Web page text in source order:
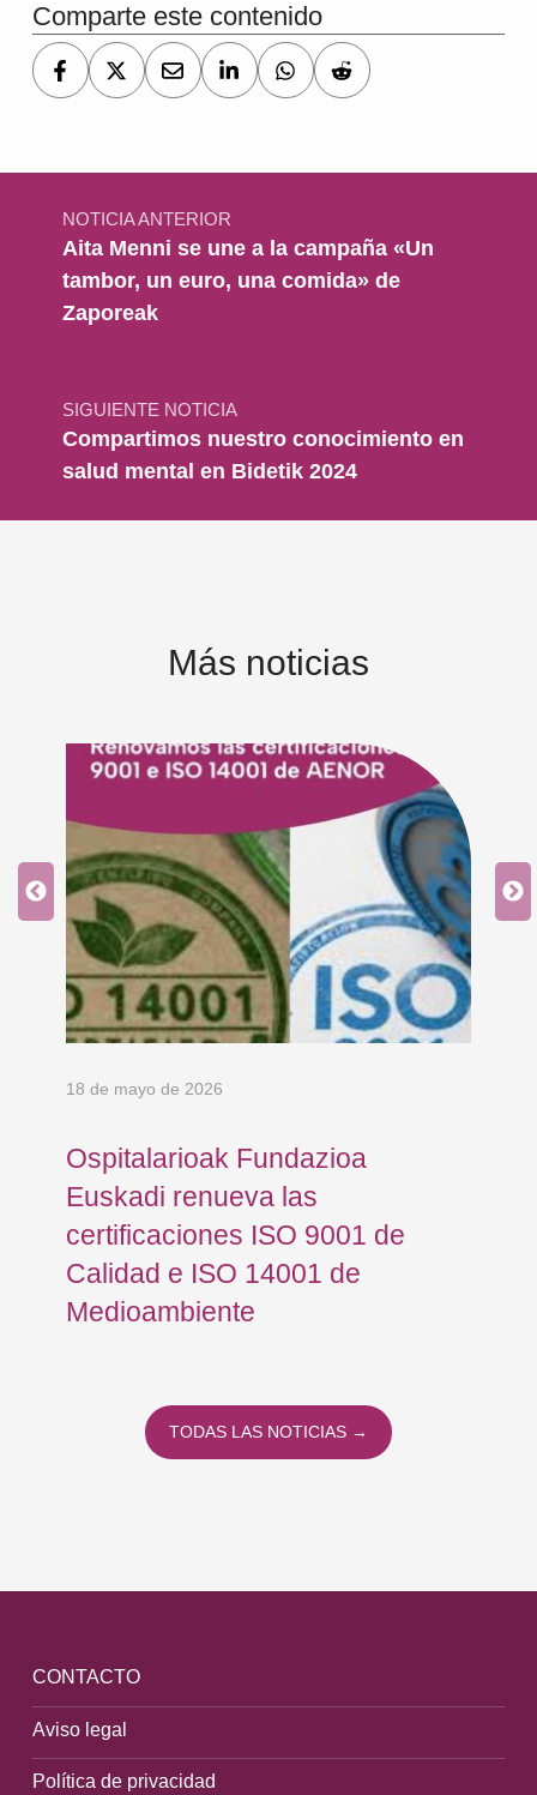
Comparte este contenido
Navegación de entradas
NOTICIA ANTERIOR
Aita Menni se une a la campaña «Un
tambor, un euro, una comida» de
Zaporeak
SIGUIENTE NOTICIA
Compartimos nuestro conocimiento en
salud mental en Bidetik 2024
Más noticias
18 de mayo de 2026
Ospitalarioak Fundazioa
Euskadi renueva las
certificaciones ISO 9001 de
Calidad e ISO 14001 de
Medioambiente
TODAS LAS NOTICIAS →
CONTACTO
Aviso legal
Política de privacidad